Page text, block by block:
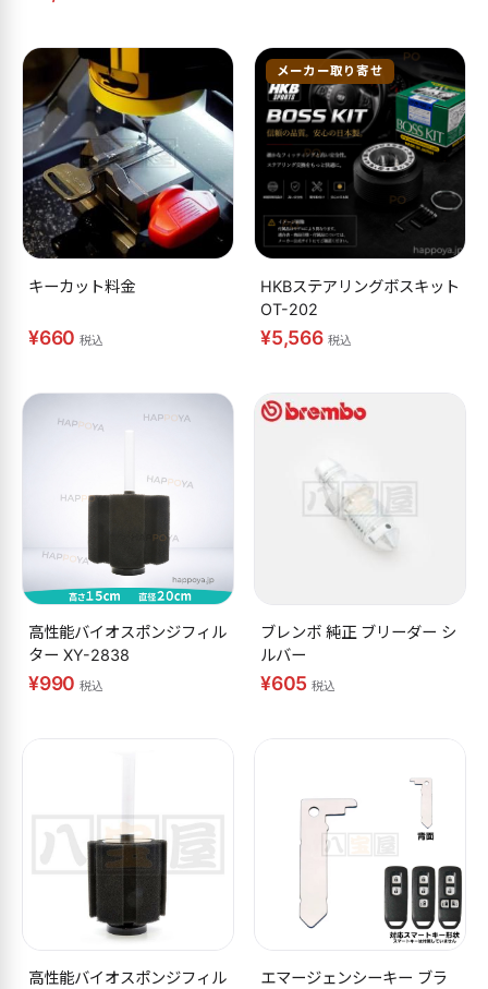
キーカット料金
¥660税込
メーカー取り寄せ
HKBステアリングボスキット
OT-202
¥5,566 税込
高性能バイオスポンジフィル
ター XY-2838
¥990税込
ブレンボ 純正 ブリーダー シ
ルバー
¥605税込
高性能バイオスポンジフィル
エマージェンシーキー ブラ